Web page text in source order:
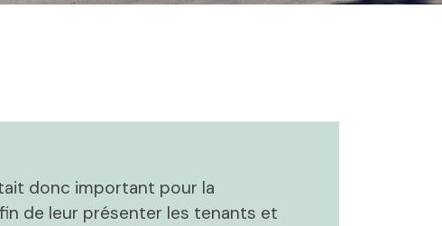
donc important pour la
de leur présenter les tenants et